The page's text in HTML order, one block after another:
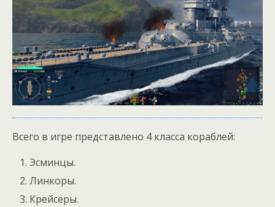
Всего в игре представлено 4 класса кораблей:
Эсминцы.
Линкоры.
Крейсеры.